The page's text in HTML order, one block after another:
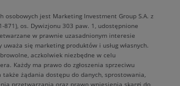
osobowych jest Marketing Investment Group S.A. z
871), os. Dywizjonu 303 paw. 1, udostępnione
w prawnie uzasadnionym interesie
się marketing produktów i usług własnych.
aczkolwiek niezbędne w celu
Każdy ma prawo do zgłoszenia sprzeciwu
żądania dostępu do danych, sprostowania,